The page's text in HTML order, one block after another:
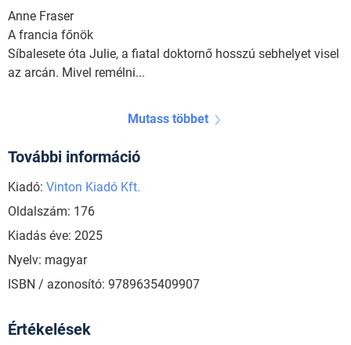
Anne Fraser
A francia főnök
Síbalesete óta Julie, a fiatal doktornő hosszú sebhelyet visel
az arcán. Mivel remélni...
Mutass többet
További információ
Kiadó: Vinton Kiadó Kft.
Oldalszám: 176
Kiadás éve: 2025
Nyelv: magyar
ISBN / azonosító: 9789635409907
Értékelések